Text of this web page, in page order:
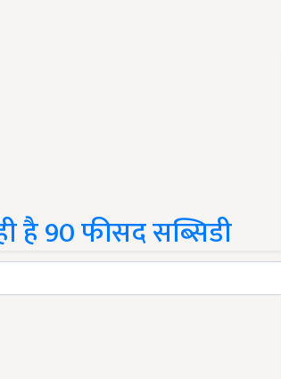
है 90 फीसद सब्सिडी